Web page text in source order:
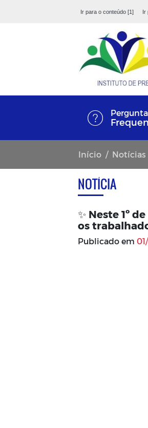
Ir para o conteúdo [1] Ir
Início Notícias
NOTÍCIA
✨ Neste 1º
os
Publicado em